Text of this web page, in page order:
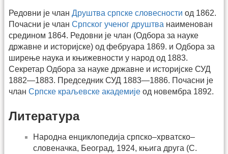
Редовни је члан Друштва српске словесности од 1862.
Почасни је члан Српског ученог друштва наименован
средином 1864. Редовни је члан (Одбора за науке
државне и историјске) од фебруара 1869. и Одбора за
ширење наука и књижевности у народ од 1883.
Секретар Одбора за науке државне и историјске СУД
1882—1883. Председник СУД 1883—1886. Почасни је
члан Српске краљевске академије од новембра 1892.
Литература
Народна енциклопедија српско–хрватско–
словеначка, Београд, 1924, књига друга (С.